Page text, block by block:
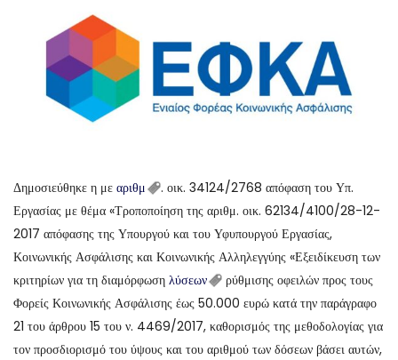
Δημοσιεύθηκε η με αριθμ
. οικ. 34124/2768 απόφαση του Υπ.
Εργασίας με θέμα «Τροποποίηση της αριθμ. οικ. 62134/4100/28-12-
2017 απόφασης της Υπουργού και του Υφυπουργού Εργασίας,
Κοινωνικής Ασφάλισης και Κοινωνικής Αλληλεγγύης «Εξειδίκευση των
κριτηρίων για τη διαμόρφωση λύσεων
ρύθμισης οφειλών προς τους
Φορείς Κοινωνικής Ασφάλισης έως 50.000 ευρώ κατά την παράγραφο
21 του άρθρου 15 του ν. 4469/2017, καθορισμός της μεθοδολογίας για
τον προσδιορισμό του ύψους και του αριθμού των δόσεων βάσει αυτών,